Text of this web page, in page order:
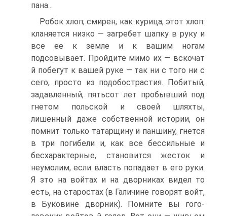
пана...
Робок хлоп; смирен, как курица, этот хлоп:
кланяется низко — загребет шапку в руку и
все ее к земле и к вашим ногам
подсовывает. Пройдите мимо их — вскочат
й побегут к вашей руке — так ни с того ни с
сего, просто из подобострастия. Побитый,
задавленный, пятьсот лет пробывший под
гнетом польской и своей шляхты,
лишенный даже собственной истории, он
помнит только татарщину и паншину, гнется
в три погибели и, как все бессильные и
бесха­рактерные, становится жесток и
неумолим, если власть попадает в его руки.
Я зто на войтах и на дворниках видел то
есть, на старостах (в Галичине говорят войт,
в Буковине дворник). Помните вы гого­